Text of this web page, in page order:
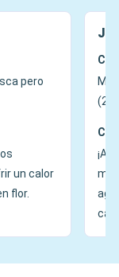
pero
un calor
flor.